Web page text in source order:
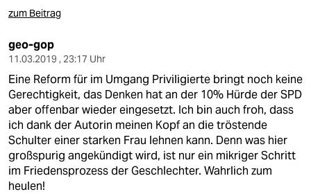
zum Beitrag
geo-gop
11.03.2019 , 23:17 Uhr
Eine Reform für im Umgang Priviligierte bringt noch keine
Gerechtigkeit, das Denken hat an der 10% Hürde der SPD
aber offenbar wieder eingesetzt. Ich bin auch froh, dass
ich dank der Autorin meinen Kopf an die tröstende
Schulter einer starken Frau lehnen kann. Denn was hier
großspurig angekündigt wird, ist nur ein mikriger Schritt
im Friedensprozess der Geschlechter. Wahrlich zum
heulen!